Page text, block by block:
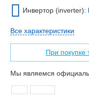
Инвертор (inverter):
Все характеристики
При покупке
Мы являемся